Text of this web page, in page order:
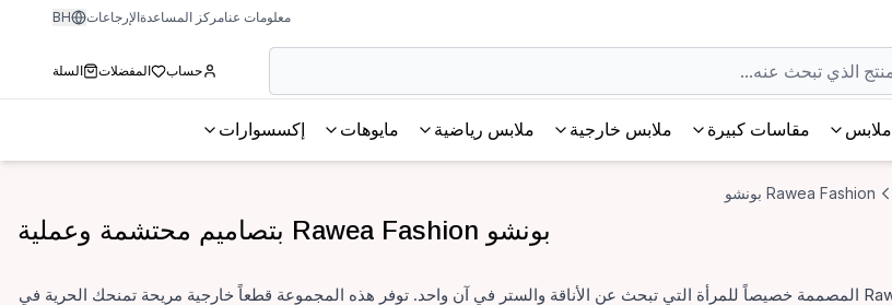
معلومات عنامركز المساعدةالإرجاعات BH
حساب المفضلات السلة
ملابس مقاسات كبيرة ملابس خارجية ملابس رياضية مايوهات إكسسوارات
Rawea Fashion بونشو
بونشو Rawea Fashion بتصاميم محتشمة وعملية
اكتشفي تشكيلة بونشو Rawea Fashion المصممة خصيصاً للمرأة التي تبحث عن الأناقة والستر في آن واحد. توفر هذه المجموعة قطعاً خارجية مريحة تمنحك الحرية في